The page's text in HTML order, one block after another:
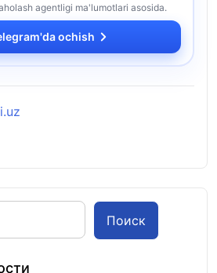
agentligi ma'lumotlari asosida.
ochish
Поиск